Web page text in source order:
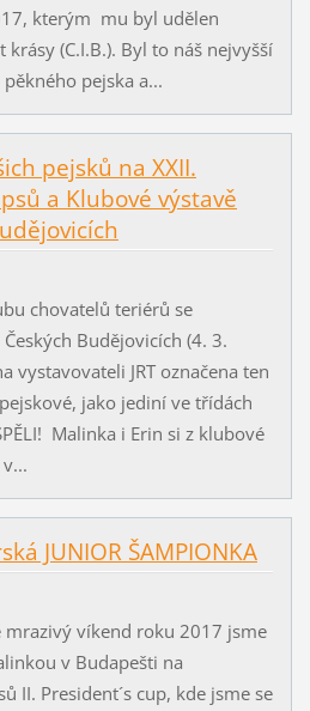
kterým mu byl udělen
(C.I.B.). Byl to náš nejvyšší
pejska a...
pejsků na XXII.
a Klubové výstavě
chovatelů teriérů se
Budějovicích (4. 3.
vystavovateli JRT označena ten
jako jediní ve třídách
Malinka i Erin si z klubové
JUNIOR ŠAMPIONKA
mrazivý víkend roku 2017 jsme
v Budapešti na
II. President´s cup, kde jsme se